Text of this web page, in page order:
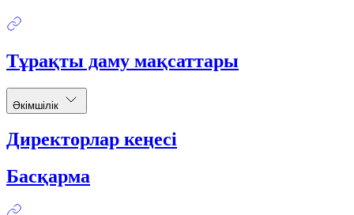
Тұрақты даму мақсаттары
Әкімшілік
Директорлар кеңесі
Басқарма